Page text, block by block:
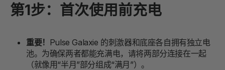
第1步：首次使用前充电
重要！ Pulse Galaxie 的刺激器和底座各自拥有独立电
池。为确保两者都能充满电，请将两部分连接在一起
（就像用“半月”部分组成“满月”）。